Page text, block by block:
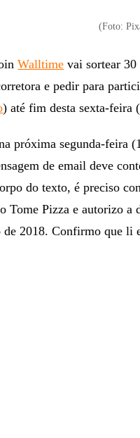
(Foto:
Walltime vai sortear
e pedir para
) até fim desta sexta-feira
próxima segunda-feira
de email deve
do texto, é preciso
Tome Pizza e autorizo
de 2018. Confirmo que li